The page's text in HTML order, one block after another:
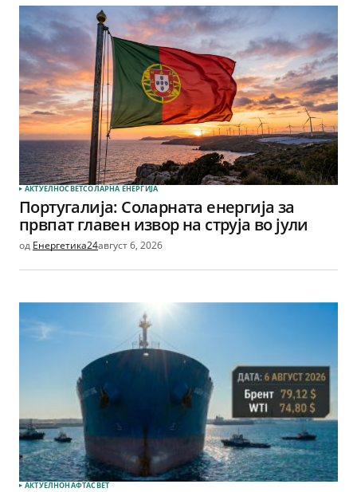
АКТУЕЛНОСВЕТСОЛАРНА EНЕРГИЈА
Португалија: Соларната енергија за
првпат главен извор на струја во јули
од Енергетика24август 6, 2026
АКТУЕЛНОНАФТАСВЕТ